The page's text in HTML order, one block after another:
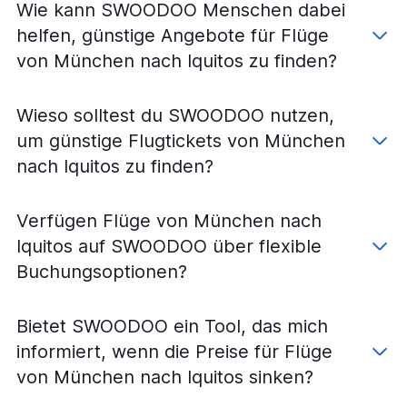
Flüge von Leipzig nach Lima
Flüge von Hamburg nach Iquitos
Flüge von Frankfurt am Main nach Tacna
Flüge von Frankfurt am Main nach Pucallpa
Flüge von Düsseldorf nach Pucallpa
Flüge von Berlin nach Pucallpa
Flüge von Berlin nach Trujillo
Flüge von Köln nach Arequipa
Flüge von Nürnberg nach Cusco
Flüge von Köln nach Cusco
Wie kann SWOODOO Menschen dabei
helfen, günstige Angebote für Flüge
von München nach Iquitos zu finden?
Wieso solltest du SWOODOO nutzen,
um günstige Flugtickets von München
nach Iquitos zu finden?
Verfügen Flüge von München nach
Iquitos auf SWOODOO über flexible
Buchungsoptionen?
Bietet SWOODOO ein Tool, das mich
informiert, wenn die Preise für Flüge
von München nach Iquitos sinken?